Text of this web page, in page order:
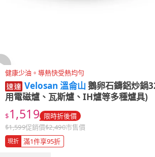
健康少油。導熱快受熱均勻
Velosan 溫侖山 鵝卵石鑄鋁炒鍋
用電磁爐、瓦斯爐、IH爐等多種爐具)
$1,519 限時折後價
$1,599促銷價$2,490市售價
現折 滿1件享95折